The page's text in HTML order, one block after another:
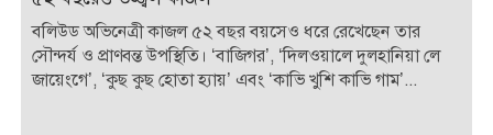
বলিউড অভিনেত্রী কাজল ৫২ বছর বয়সেও ধরে রেখেছেন তার
সৌন্দর্য ও প্রাণবন্ত উপস্থিতি। ‘বাজিগর’, ‘দিলওয়ালে দুলহানিয়া লে
জায়েংগে’, ‘কুছ কুছ হোতা হ্যায়’ এবং ‘কাভি খুশি কাভি গাম’...